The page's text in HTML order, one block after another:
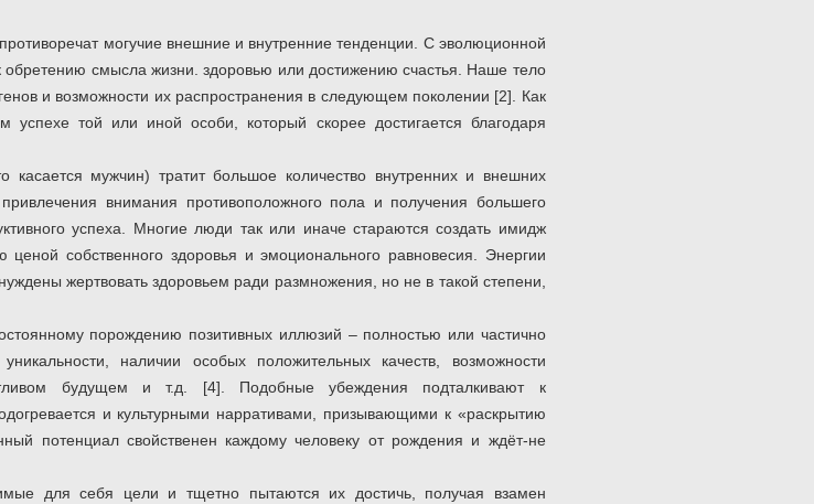
могучие внешние и внутренние тенденции. С эволюционной
обретению смысла жизни. здоровью или достижению счастья. Наше тело
и возможности их распространения в следующем поколении [2]. Как
успехе той или иной особи, который скорее достигается благодаря
касается мужчин) тратит большое количество внутренних и внешних
внимания противоположного пола и получения большего
успеха. Многие люди так или иначе стараются создать имидж
ценой собственного здоровья и эмоционального равновесия. Энергии
жертвовать здоровьем ради размножения, но не в такой степени,
порождению позитивных иллюзий – полностью или частично
наличии особых положительных качеств, возможности
будущем и т.д. [4]. Подобные убеждения подталкивают к
и культурными нарративами, призывающими к «раскрытию
потенциал свойственен каждому человеку от рождения и ждёт-не
для себя цели и тщетно пытаются их достичь, получая взамен